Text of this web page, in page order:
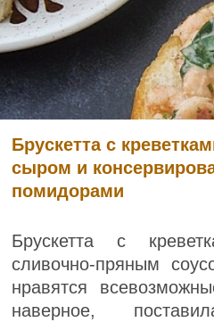
Брускетта с
сыром и
помидорами
Брускетта с
сливочно-пряным
нравятся
наверное,